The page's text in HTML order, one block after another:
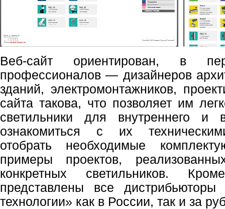
Веб-сайт ориентирован, в
профессионалов — дизайнеров
зданий, электромонтажников,
сайта такова, что позволяет им
светильники для внутреннего и
ознакомиться с их
отобрать необходимые
примеры проектов,
конкретных светильников.
представлены все
технологии» как в России, так и за